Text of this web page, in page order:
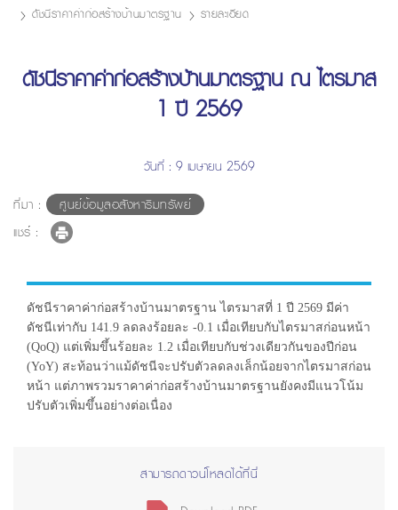
ดัชนีราคาค่าก่อสร้างบ้านมาตรฐาน
รายละเอียด
ดัชนีราคาค่าก่อสร้างบ้านมาตรฐาน ณ ไตรมาส
1 ปี 2569
วันที่ : 9 เมษายน 2569
ที่มา :
ศูนย์ข้อมูลอสังหาริมทรัพย์
แชร์ :
ดัชนีราคาค่าก่อสร้างบ้านมาตรฐาน ไตรมาสที่ 1 ปี 2569 มีค่า
ดัชนีเท่ากับ 141.9 ลดลงร้อยละ -0.1 เมื่อเทียบกับไตรมาสก่อนหน้า
(QoQ) แต่เพิ่มขึ้นร้อยละ 1.2 เมื่อเทียบกับช่วงเดียวกันของปีก่อน
(YoY) สะท้อนว่าแม้ดัชนีจะปรับตัวลดลงเล็กน้อยจากไตรมาสก่อน
หน้า แต่ภาพรวมราคาค่าก่อสร้างบ้านมาตรฐานยังคงมีแนวโน้ม
ปรับตัวเพิ่มขึ้นอย่างต่อเนื่อง
สามารถดาวน์โหลดได้ที่นี่